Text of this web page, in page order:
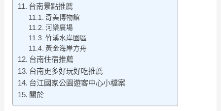
台南景點推薦
奇美博物館
河樂廣場
竹溪水岸園區
黃金海岸方舟
台南住宿推薦
台南更多好玩好吃推薦
台江國家公園遊客中心小檔案
關於